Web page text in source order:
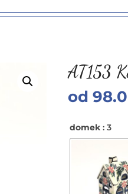
AT153
od
domek : 3